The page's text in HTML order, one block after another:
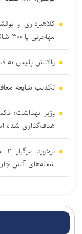
کلاهبرداری و
مهاجرتی با ۳۰۰ شاکی رو شد
واکنش پلیس به
تکذیب شایعه
هدف‌گذاری شده
شعله‌های آتش
امروز پنجشنبه
از کشورهای